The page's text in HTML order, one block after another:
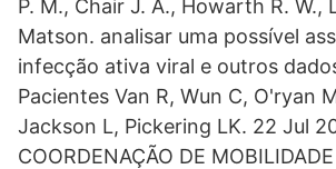
P. M., Chair J. A., Howarth R. W.,
Matson. analisar uma possível
infecção ativa viral e outros
Pacientes Van R, Wun C, O'ryan
Jackson L, Pickering LK. 22 Jul
COORDENAÇÃO DE